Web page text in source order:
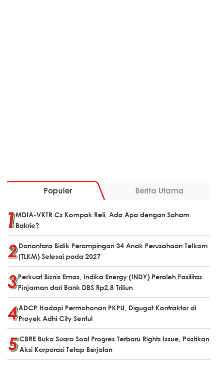
Populer Berita Utama
MDIA-VKTR Cs Kompak Reli, Ada Apa dengan Saham
Bakrie?
Danantara Bidik Perampingan 34 Anak Perusahaan Telkom
(TLKM) Selesai pada 2027
Perkuat Bisnis Emas, Indika Energy (INDY) Peroleh Fasilitas
Pinjaman dari Bank DBS Rp2,8 Triliun
ADCP Hadapi Permohonan PKPU, Digugat Kontraktor di
Proyek Adhi City Sentul
CBRE Buka Suara Soal Progres Terbaru Rights Issue, Pastikan
Aksi Korporasi Tetap Berjalan